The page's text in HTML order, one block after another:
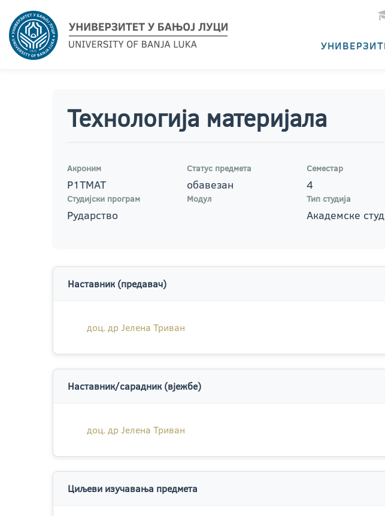
Технологија материјала
Акроним
Р1ТМАТ
Статус предмета
обавезан
Семестар
4
Студијски програм
Рударство
Модул Тип студија
Академске
Наставник (предавач)
доц. др Јелена Триван
Наставник/сарадник (вјежбе)
доц. др Јелена Триван
Циљеви изучавања предмета